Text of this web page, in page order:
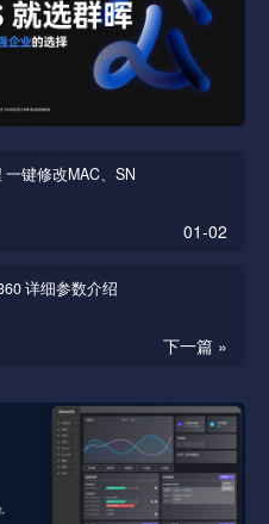
键修改MAC、SN
01-02
详细参数介绍
下一篇 »